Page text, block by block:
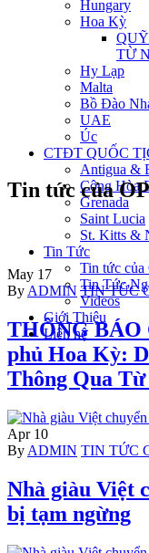
Hungary
Hoa Kỳ
TỪ
Hy Lạp
Malta
Bồ Đào
UAE
Úc
CTĐT QUỐC
Antigua &
Cộng Hòa
Grenada
Saint Lucia
St. Kitts &
Tin Tức
Tin tức của
Tin Tức
Videos
Giới Thiệu
Liên hệ
Tin tức của
May 17
Author
By ADMIN Categories
TIN TỨC
THÔNG
phủ Hoa Kỳ:
Thông Qua
Apr 10
Author
By ADMIN Categories
TIN TỨC
Nhà giàu Việt
bị tạm ngừng